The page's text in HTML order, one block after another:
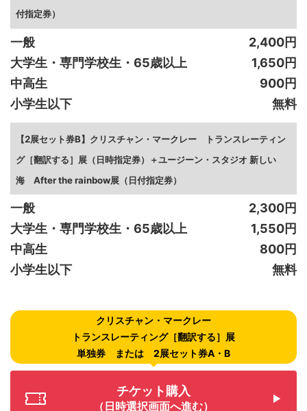
付指定券）
一般
2,400円
大学生・専門学校生・65歳以上
1,650円
中高生
900円
小学生以下
無料
【2展セット券B】クリスチャン・マークレー トランスレーティン
グ［翻訳する］展（日時指定券）＋ユージーン・スタジオ 新しい
海 After the rainbow展（日付指定券）
一般
2,300円
大学生・専門学校生・65歳以上
1,550円
中高生
800円
小学生以下
無料
クリスチャン・マークレー
トランスレーティング［翻訳する］展
単独券 または 2展セット券A・B
チケット購入
（日時選択画面へ進む）